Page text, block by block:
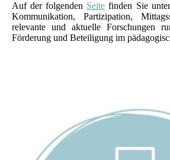
Auf der folgenden Seite finden Sie
Kommunikation, Partizipation,
relevante und aktuelle Forschungen
Förderung und Beteiligung im